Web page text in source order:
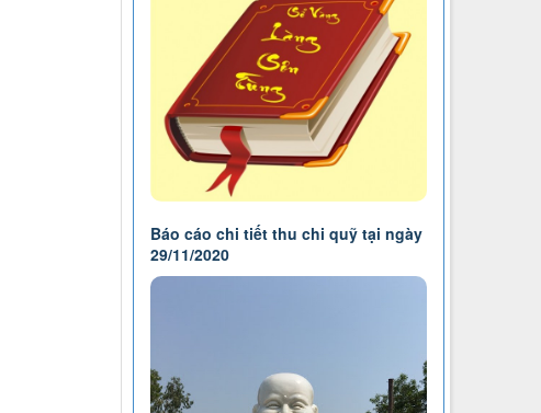
Báo cáo chi tiết thu chi quỹ tại ngày
29/11/2020